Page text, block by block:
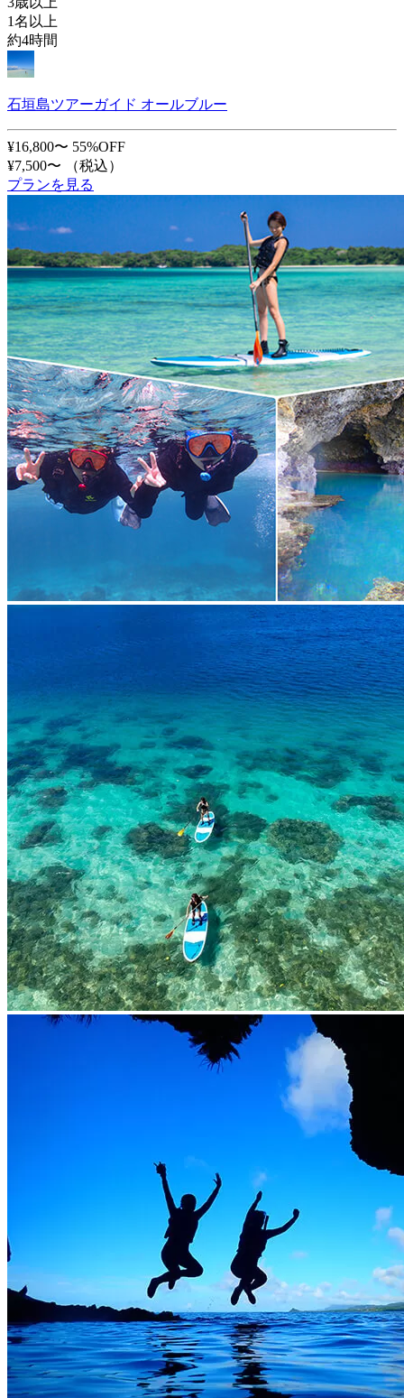
1名以上
約4時間
石垣島ツアーガイド オールブルー
¥16,800〜 55%OFF
¥7,500〜
（税込）
プランを見る